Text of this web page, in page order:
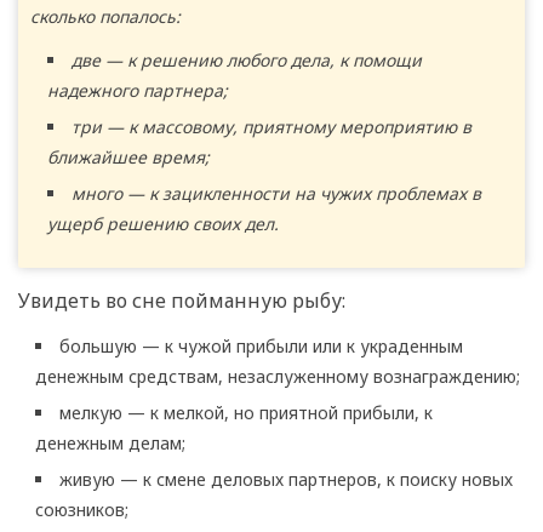
сколько попалось:
две — к решению любого дела, к помощи
надежного партнера;
три — к массовому, приятному мероприятию в
ближайшее время;
много — к зацикленности на чужих проблемах в
ущерб решению своих дел.
Увидеть во сне пойманную рыбу:
большую — к чужой прибыли или к украденным
денежным средствам, незаслуженному вознаграждению;
мелкую — к мелкой, но приятной прибыли, к
денежным делам;
живую — к смене деловых партнеров, к поиску новых
союзников;